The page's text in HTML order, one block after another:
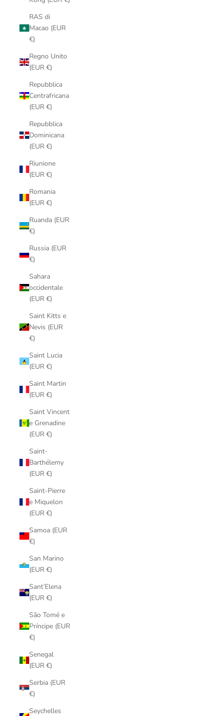
RAS di
Macao (EUR
€)
Regno Unito
(EUR €)
Repubblica
Centrafricana
(EUR €)
Repubblica
Dominicana
(EUR €)
Riunione
(EUR €)
Romania
(EUR €)
Ruanda (EUR
€)
Russia (EUR
€)
Sahara
occidentale
(EUR €)
Saint Kitts e
Nevis (EUR
€)
Saint Lucia
(EUR €)
Saint Martin
(EUR €)
Saint Vincent
e Grenadine
(EUR €)
Saint-
Barthélemy
(EUR €)
Saint-Pierre
e Miquelon
(EUR €)
Samoa (EUR
€)
San Marino
(EUR €)
Sant’Elena
(EUR €)
São Tomé e
Príncipe (EUR
€)
Senegal
(EUR €)
Serbia (EUR
€)
Seychelles